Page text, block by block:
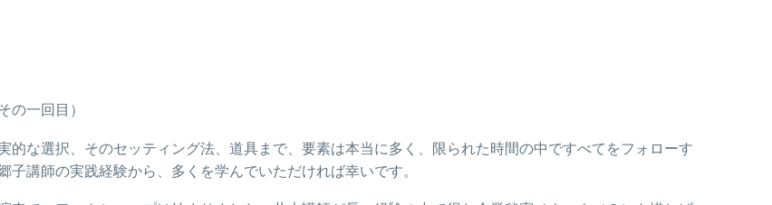
の一回目）
な選択、そのセッティング法、道具まで、要素は本当に多く、限られた時間の中ですべてをフォローす
講師の実践経験から、多くを学んでいただければ幸いです。